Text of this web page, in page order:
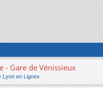
- Gare de Vénissieux
Lyon en Lignes